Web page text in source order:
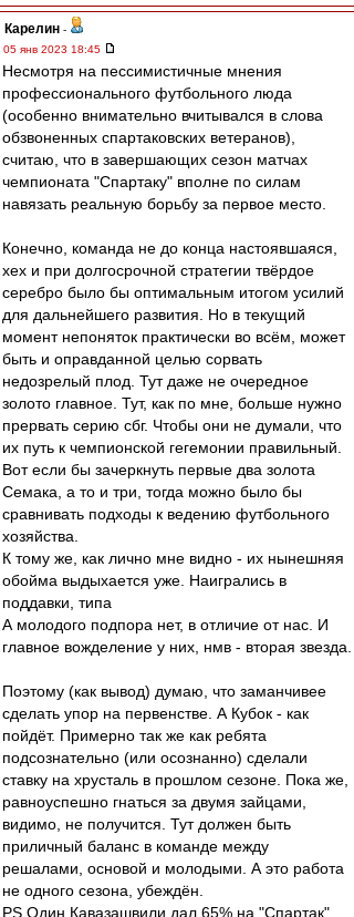
Карелин -
05 янв 2023 18:45
Несмотря на пессимистичные мнения
профессионального футбольного люда
(особенно внимательно вчитывался в слова
обзвоненных спартаковских ветеранов),
считаю, что в завершающих сезон матчах
чемпионата "Спартаку" вполне по силам
навязать реальную борьбу за первое место.
Конечно, команда не до конца настоявшаяся,
хех и при долгосрочной стратегии твёрдое
серебро было бы оптимальным итогом усилий
для дальнейшего развития. Но в текущий
момент непоняток практически во всём, может
быть и оправданной целью сорвать
недозрелый плод. Тут даже не очередное
золото главное. Тут, как по мне, больше нужно
прервать серию сбг. Чтобы они не думали, что
их путь к чемпионской гегемонии правильный.
Вот если бы зачеркнуть первые два золота
Семака, а то и три, тогда можно было бы
сравнивать подходы к ведению футбольного
хозяйства.
К тому же, как лично мне видно - их нынешняя
обойма выдыхается уже. Наигрались в
поддавки, типа
А молодого подпора нет, в отличие от нас. И
главное вожделение у них, нмв - вторая звезда.
Поэтому (как вывод) думаю, что заманчивее
сделать упор на первенстве. А Кубок - как
пойдёт. Примерно так же как ребята
подсознательно (или осознанно) сделали
ставку на хрусталь в прошлом сезоне. Пока же,
равноуспешно гнаться за двумя зайцами,
видимо, не получится. Тут должен быть
приличный баланс в команде между
решалами, основой и молодыми. А это работа
не одного сезона, убеждён.
PS Один Кавазашвили дал 65% на "Спартак".